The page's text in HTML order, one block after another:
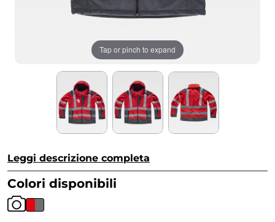
Tap or pinch to expand
Leggi descrizione completa
Colori disponibili